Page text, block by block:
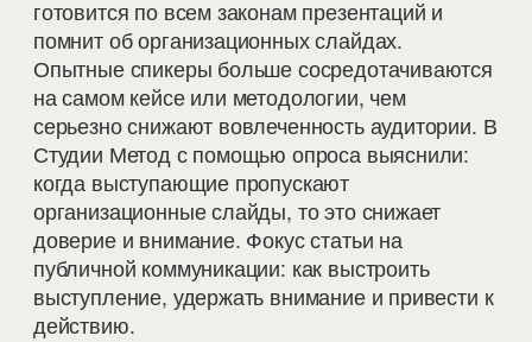
готовится по всем законам презентаций и
помнит об организационных слайдах.
Опытные спикеры больше сосредотачиваются
на самом кейсе или методологии, чем
серьезно снижают вовлеченность аудитории. В
Студии Метод с помощью опроса выяснили:
когда выступающие пропускают
организационные слайды, то это снижает
доверие и внимание. Фокус статьи на
публичной коммуникации: как выстроить
выступление, удержать внимание и привести к
действию.